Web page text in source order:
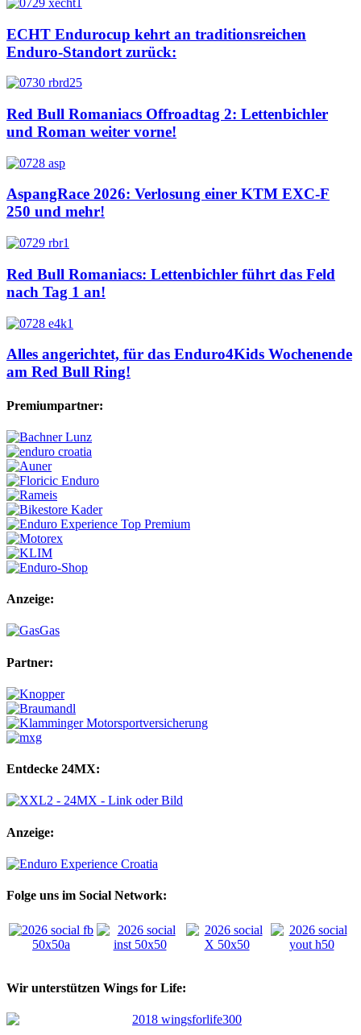
ECHT Endurocup kehrt an traditionsreichen
Enduro-Standort zurück:
Red Bull Romaniacs Offroadtag 2: Lettenbichler
und Roman weiter vorne!
AspangRace 2026: Verlosung einer KTM EXC-F
250 und mehr!
Red Bull Romaniacs: Lettenbichler führt das Feld
nach Tag 1 an!
Alles angerichtet, für das Enduro4Kids Wochenende
am Red Bull Ring!
Premiumpartner:
Anzeige:
Partner:
Entdecke 24MX:
Anzeige:
Folge uns im Social Network:
Wir unterstützen Wings for Life: